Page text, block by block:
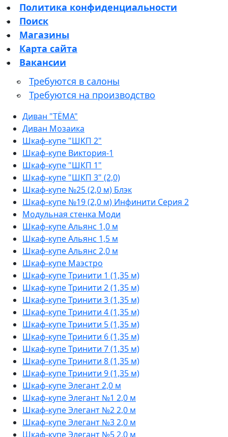
Политика конфиденциальности
Поиск
Магазины
Карта сайта
Вакансии
Требуются в салоны
Требуются на производство
Диван "ТЁМА"
Диван Мозаика
Шкаф-купе "ШКП 2"
Шкаф-купе Виктория-1
Шкаф-купе "ШКП 1"
Шкаф-купе "ШКП 3" (2,0)
Шкаф-купе №25 (2,0 м) Блэк
Шкаф-купе №19 (2,0 м) Инфинити Серия 2
Модульная стенка Моди
Шкаф-купе Альянс 1,0 м
Шкаф-купе Альянс 1,5 м
Шкаф-купе Альянс 2,0 м
Шкаф-купе Маэстро
Шкаф-купе Тринити 1 (1,35 м)
Шкаф-купе Тринити 2 (1,35 м)
Шкаф-купе Тринити 3 (1,35 м)
Шкаф-купе Тринити 4 (1,35 м)
Шкаф-купе Тринити 5 (1,35 м)
Шкаф-купе Тринити 6 (1,35 м)
Шкаф-купе Тринити 7 (1,35 м)
Шкаф-купе Тринити 8 (1,35 м)
Шкаф-купе Тринити 9 (1,35 м)
Шкаф-купе Элегант 2,0 м
Шкаф-купе Элегант №1 2,0 м
Шкаф-купе Элегант №2 2,0 м
Шкаф-купе Элегант №3 2,0 м
Шкаф-купе Элегант №5 2,0 м